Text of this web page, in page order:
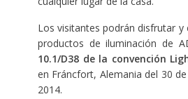
Los visitantes podrán disfrutar y
productos de iluminación de
10.1/D38 de la convención
en Fráncfort, Alemania del 30
2014.